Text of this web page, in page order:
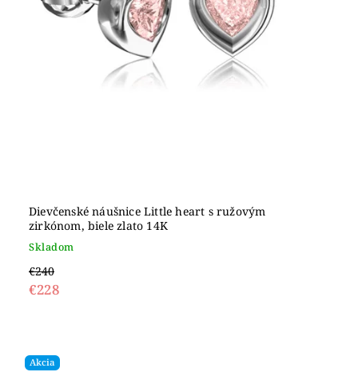
Dievčenské náušnice Little heart s ružovým
zirkónom, biele zlato 14K
Skladom
€240
€228
Akcia